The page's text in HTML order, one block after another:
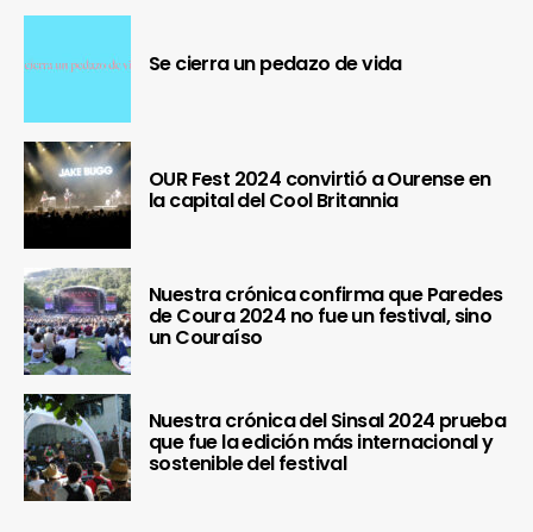
Se cierra un pedazo de vida
OUR Fest 2024 convirtió a Ourense en
la capital del Cool Britannia
Nuestra crónica confirma que Paredes
de Coura 2024 no fue un festival, sino
un Couraíso
Nuestra crónica del Sinsal 2024 prueba
que fue la edición más internacional y
sostenible del festival